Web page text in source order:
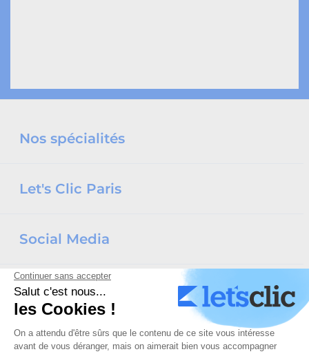
Nos spécialités
Let's Clic Paris
Social Media